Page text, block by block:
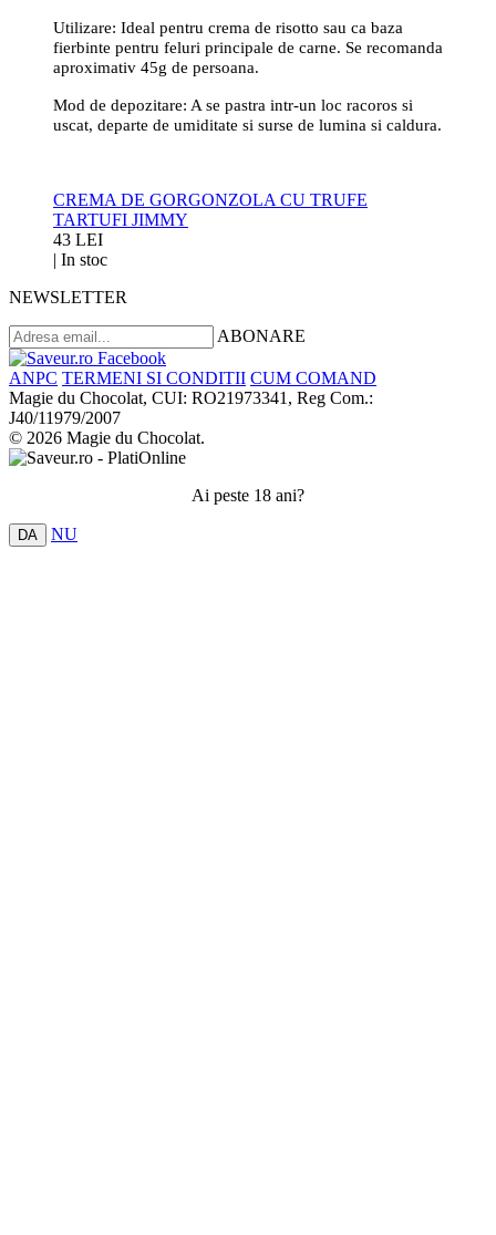
Utilizare: Ideal pentru crema de risotto sau ca baza
fierbinte pentru feluri principale de carne. Se recomanda
aproximativ 45g de persoana.
Mod de depozitare: A se pastra intr-un loc racoros si
uscat, departe de umiditate si surse de lumina si caldura.
CREMA DE GORGONZOLA CU TRUFE
TARTUFI JIMMY
43 LEI
| In stoc
NEWSLETTER
ABONARE
ANPC TERMENI SI CONDITII CUM COMAND
Magie du Chocolat, CUI: RO21973341, Reg Com.:
J40/11979/2007
© 2026 Magie du Chocolat.
Ai peste 18 ani?
DA NU